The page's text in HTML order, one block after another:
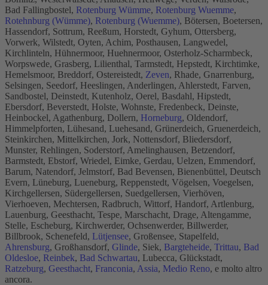
Bad Fallingbostel, Rotenburg Wümme, Rotenburg Wuemme,
Rotehnburg (Wümme), Rotenburg (Wuemme), Bötersen, Boetersen,
Hassendorf, Sottrum, Reeßum, Horstedt, Gyhum, Ottersberg,
Vorwerk, Wilstedt, Oyten, Achim, Posthausen, Langwedel,
Kirchlinteln, Hühnermoor, Huehnermoor, Osterholz-Scharmbeck,
Worpswede, Grasberg, Lilienthal, Tarmstedt, Hepstedt, Kirchtimke,
Hemelsmoor, Breddorf, Ostereistedt, Zeven, Rhade, Gnarrenburg,
Selsingen, Seedorf, Heeslingen, Anderlingen, Ahlerstedt, Farven,
Sandbostel, Deinstedt, Kutenholz, Oerel, Basdahl, Hipstedt,
Ebersdorf, Beverstedt, Holste, Wohnste, Fredenbeck, Deinste,
Heinbockel, Agathenburg, Dollern, Horneburg, Oldendorf,
Himmelpforten, Lühesand, Luehesand, Grünerdeich, Gruenerdeich,
Steinkirchen, Mittelkirchen, Jork, Nottensdorf, Bliedersdorf,
Munster, Rehlingen, Soderstorf, Amelinghausen, Betzendorf,
Barmstedt, Ebstorf, Wriedel, Eimke, Gerdau, Uelzen, Emmendorf,
Barum, Natendorf, Jelmstorf, Bad Bevensen, Bienenbüttel, Deutsch
Evern, Lüneburg, Lueneburg, Reppenstedt, Vögelsen, Voegelsen,
Kirchgellersen, Südergellersen, Suedgellersen, Vierhöven,
Vierhoeven, Mechtersen, Radbruch, Wittorf, Handorf, Artlenburg,
Lauenburg, Geesthacht, Tespe, Marschacht, Drage, Altengamme,
Stelle, Escheburg, Kirchwerder, Ochsenwerder, Billwerder,
Billbrook, Schenefeld, Lütjensee, Großensee, Stapelfeld,
Ahrensburg, Großhansdorf, Glinde, Siek, Bargteheide, Trittau, Bad
Oldesloe, Reinbek, Bad Schwartau, Lubecca, Glückstadt,
Ratzeburg, Geesthacht, Franconia, Assia, Medio Reno, e molto altro
ancora.